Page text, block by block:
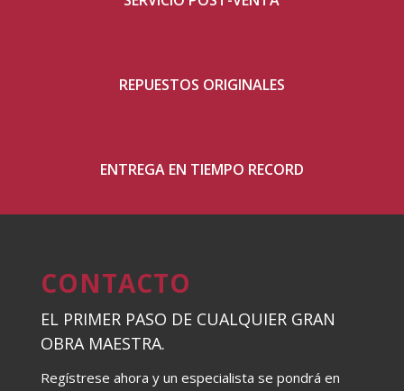
REPUESTOS ORIGINALES
ENTREGA EN TIEMPO RECORD
CONTACTO
EL PRIMER PASO DE CUALQUIER GRAN
OBRA MAESTRA.
Regístrese ahora y un especialista se pondrá en